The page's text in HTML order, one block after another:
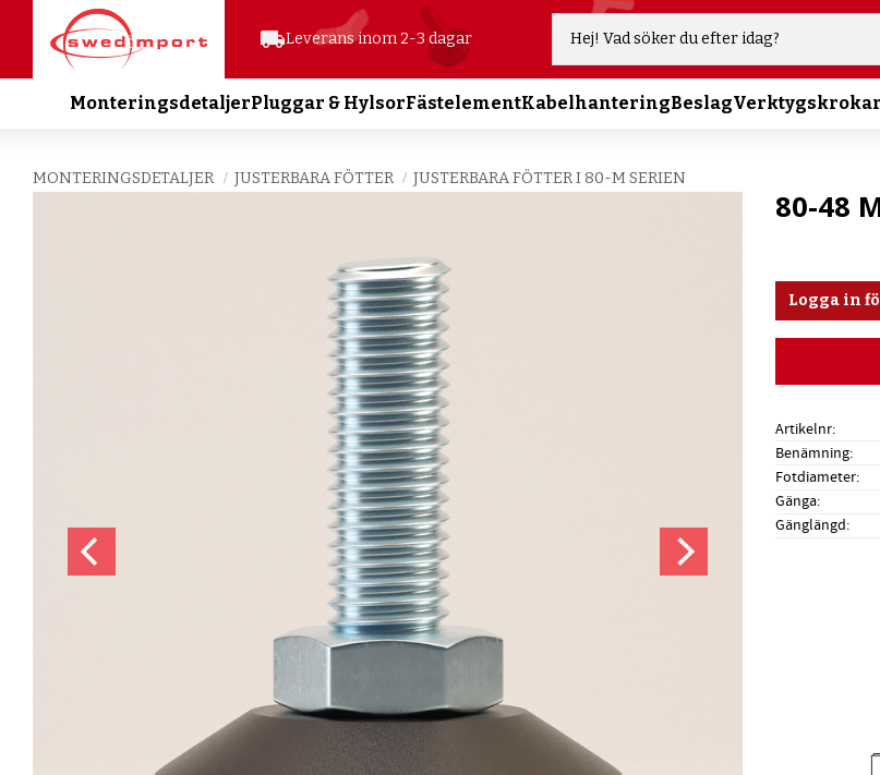
local_shippingLeverans inom 2-3 dagar
MonteringsdetaljerPluggar & HylsorFästelementKabelhanteringBeslagVerktygskrokar
MONTERINGSDETALJER JUSTERBARA FÖTTER JUSTERBARA FÖTTER I 80-M SERIEN
80-48
Logga in
Artikelnr
Benämning
Fotdiameter
Gänga
Gänglängd